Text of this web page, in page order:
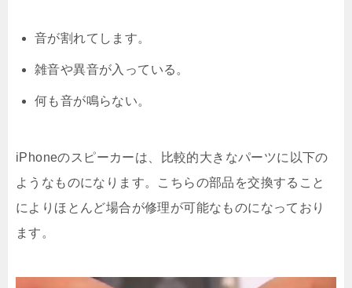
音が割れてします。
雑音や異音が入っている。
何も音が鳴らない。
iPhoneのスピーカーは、比較的大きなパーツに以下の
ようなものになります。こちらの部品を交換すること
によりほとんど場合が修理が可能なものになっており
ます。